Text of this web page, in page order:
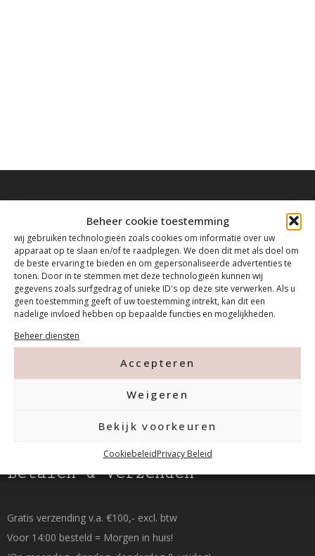
Beheer cookie toestemming
wij gebruiken technologieën zoals cookies om informatie over uw
apparaat op te slaan en/of te raadplegen. We doen dit met als doel om
de beste ervaring te bieden en om gepersonaliseerde advertenties te
tonen. Door in te stemmen met deze technologieën kunnen wij
gegevens zoals surfgedrag of unieke ID's op deze site verwerken. Als u
geen toestemming geeft of uw toestemming intrekt, kan dit een
nadelige invloed hebben op bepaalde functies en mogelijkheden.
Beheer diensten
Accepteren
Weigeren
Bekijk voorkeuren
CookiebeleidPrivacy Beleid
Contact
Tanthofdreef 7 2623 EW Delft
015-2120822
info@mfacademy.nl
Betalen & Verzenden
Gratis verzending v.a. €100,- excl. btw
Voor 14:00 besteld = Morgen in huis!